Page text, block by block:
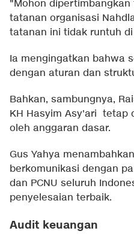
"Mohon
tatanan organisasi
tatanan ini tidak runtuh
Ia mengingatkan bahwa
dengan aturan dan
Bahkan, sambungnya,
KH Hasyim Asy'ari tetap
oleh anggaran dasar.
Gus Yahya
berkomunikasi dengan
dan PCNU seluruh
penyelesaian terbaik.
Audit keuangan